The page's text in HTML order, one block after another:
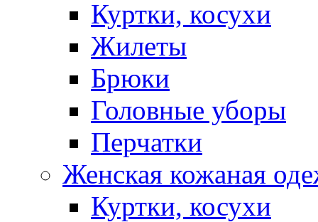
Куртки, косухи
Жилеты
Брюки
Головные уборы
Перчатки
Женская кожаная
Куртки, косухи